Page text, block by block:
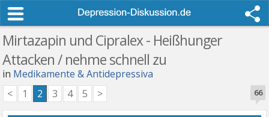
Mirtazapin und Cipralex - Heißhunger
Attacken / nehme schnell zu
in Medikamente & Antidepressiva
66
< 1 2 3 4 5 >